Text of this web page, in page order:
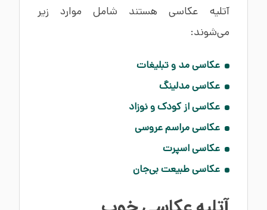
آتلیه عکاسی هستند شامل موارد زیر
می‌شوند:
عکاسی مد و تبلیغات
عکاسی مدلینگ
عکاسی از کودک و نوزاد
عکاسی مراسم عروسی
عکاسی اسپرت
عکاسی طبیعت بی‌جان